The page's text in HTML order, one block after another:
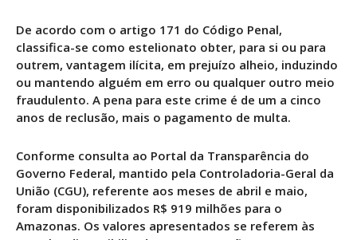
De acordo com o artigo 171 do Código Penal,
classifica-se como estelionato obter, para si ou para
outrem, vantagem ilícita, em prejuízo alheio, induzindo
ou mantendo alguém em erro ou qualquer outro meio
fraudulento. A pena para este crime é de um a cinco
anos de reclusão, mais o pagamento de multa.
Conforme consulta ao Portal da Transparência do
Governo Federal, mantido pela Controladoria-Geral da
União (CGU), referente aos meses de abril e maio,
foram disponibilizados R$ 919 milhões para o
Amazonas. Os valores apresentados se referem às